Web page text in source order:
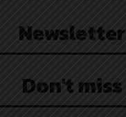
Newsletter
Don't miss